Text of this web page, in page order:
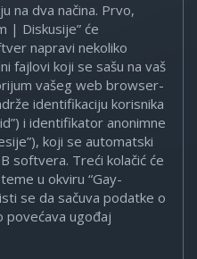
na dva načina. Prvo,
| Diskusije” će
napravi nekoliko
fajlovi koji se sašu na vaš
vašeg web browser-
identifikaciju korisnika
i identifikator anonimne
koji se automatski
softvera. Treći kolačić će
u okviru “Gay-
se da sačuva podatke o
povećava ugođaj